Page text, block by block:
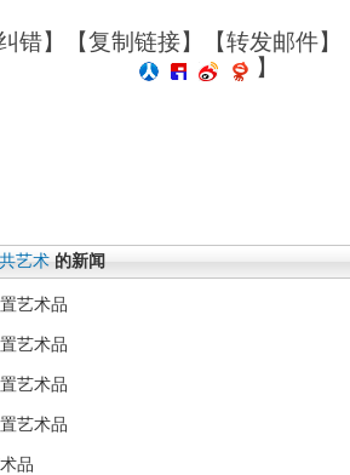
错】【复制链接】【转发邮件】
】
艺术 的新闻
艺术品
艺术品
艺术品
艺术品
品